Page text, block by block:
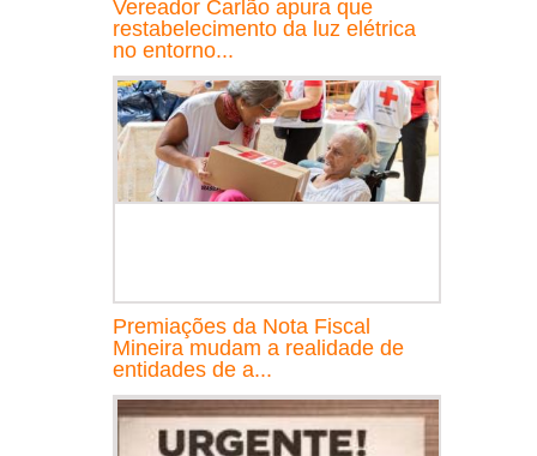
Vereador Carlão apura que
restabelecimento da luz elétrica
no entorno...
Premiações da Nota Fiscal
Mineira mudam a realidade de
entidades de a...